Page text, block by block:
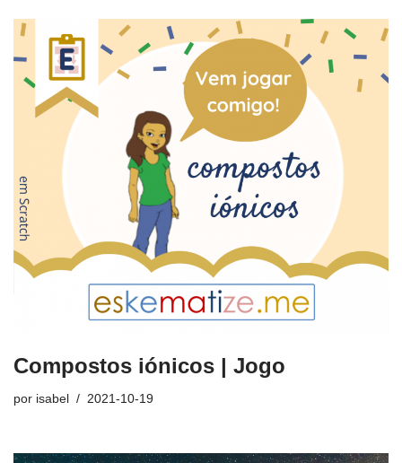
Compostos iónicos | Jogo
por isabel 2021-10-19